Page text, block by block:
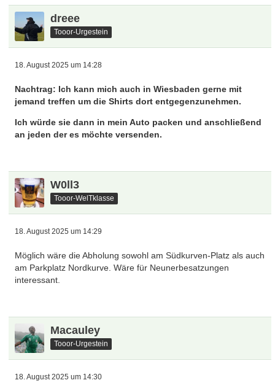
dreee
Tooor-Urgestein
18. August 2025 um 14:28
Nachtrag: Ich kann mich auch in Wiesbaden gerne mit
jemand treffen um die Shirts dort entgegenzunehmen.
Ich würde sie dann in mein Auto packen und anschließend
an jeden der es möchte versenden.
W0ll3
Tooor-WelTklasse
18. August 2025 um 14:29
Möglich wäre die Abholung sowohl am Südkurven-Platz als auch
am Parkplatz Nordkurve. Wäre für Neunerbesatzungen
interessant.
Macauley
Tooor-Urgestein
18. August 2025 um 14:30